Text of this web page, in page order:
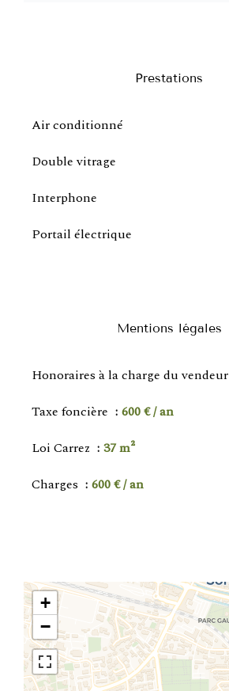
Prestations
Air conditionné
Double vitrage
Interphone
Portail électrique
Mentions légales
Honoraires à la charge du vendeur
Taxe foncière
600 € / an
Loi Carrez
37 m²
Charges
600 € / an
+
−